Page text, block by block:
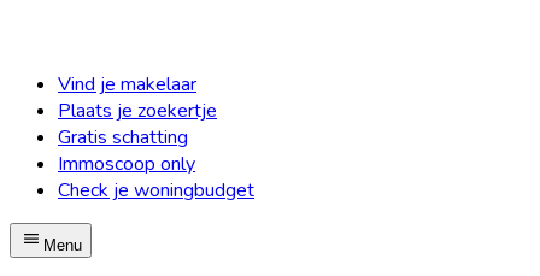
Vind je makelaar
Plaats je zoekertje
Gratis schatting
Immoscoop only
Check je woningbudget
Menu